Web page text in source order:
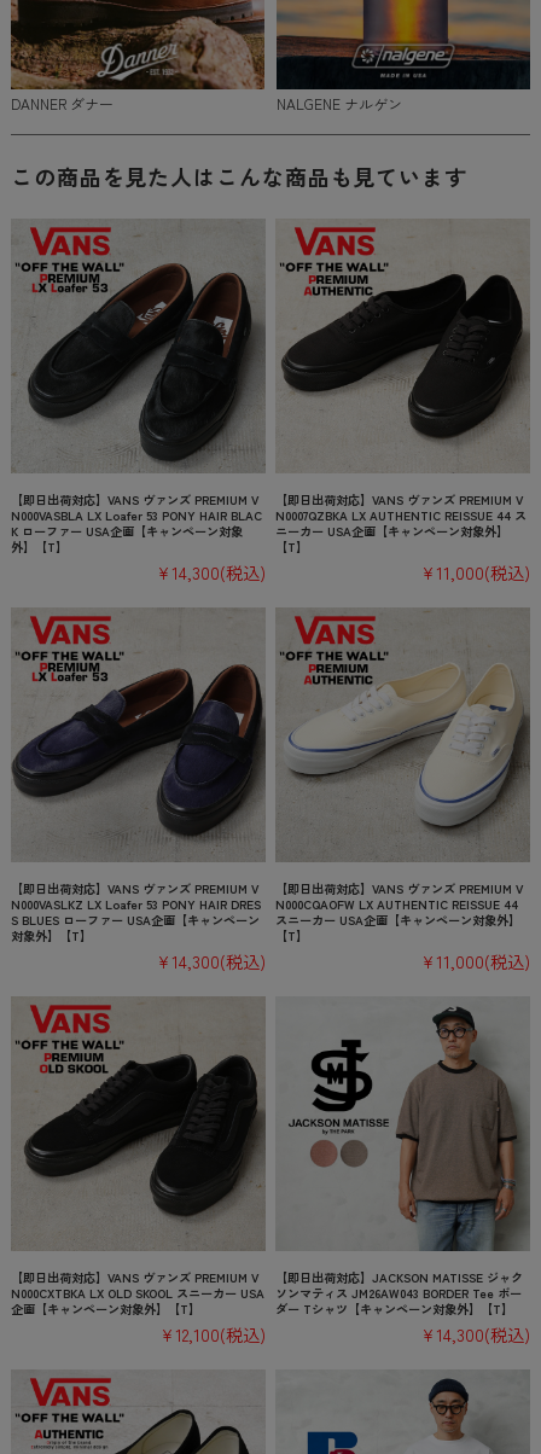
DANNER ダナー NALGENE ナルゲン
この商品を見た人はこんな商品も見ています
【即日出荷対応】VANS ヴァンズ PREMIUM V
N000VASBLA LX Loafer 53 PONY HAIR BLAC
K ローファー USA企画【キャンペーン対象
外】【T】
¥14,300(税込)
【即日出荷対応】VANS ヴァンズ PREMIUM V
N0007QZBKA LX AUTHENTIC REISSUE 44 ス
ニーカー USA企画【キャンペーン対象外】
【T】
¥11,000(税込)
【即日出荷対応】VANS ヴァンズ PREMIUM V
N000VASLKZ LX Loafer 53 PONY HAIR DRES
S BLUES ローファー USA企画【キャンペーン
対象外】【T】
¥14,300(税込)
【即日出荷対応】VANS ヴァンズ PREMIUM V
N000CQAOFW LX AUTHENTIC REISSUE 44
スニーカー USA企画【キャンペーン対象外】
【T】
¥11,000(税込)
【即日出荷対応】VANS ヴァンズ PREMIUM V
N000CXTBKA LX OLD SKOOL スニーカー USA
企画【キャンペーン対象外】【T】
¥12,100(税込)
【即日出荷対応】JACKSON MATISSE ジャク
ソンマティス JM26AW043 BORDER Tee ボー
ダー Tシャツ【キャンペーン対象外】【T】
¥14,300(税込)